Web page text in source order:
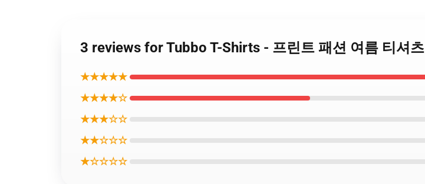
3 reviews for Tubbo T-Shirts - 프린트 패션 여름 티셔츠
★★★★★
★★★★☆
★★★☆☆
★★☆☆☆
★☆☆☆☆